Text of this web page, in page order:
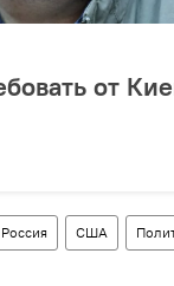
от
Россия США